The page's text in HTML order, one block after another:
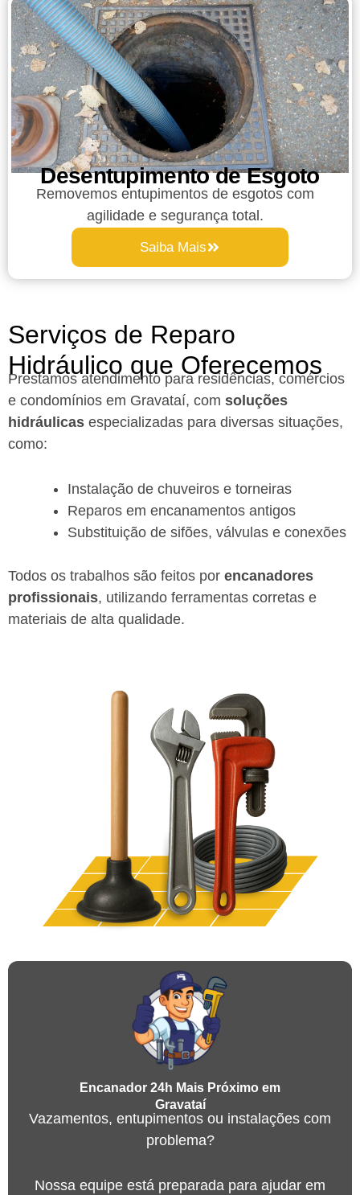
Desentupimento de Esgoto
Removemos entupimentos de esgotos com
agilidade e segurança total.
Saiba Mais
Serviços de Reparo
Hidráulico que Oferecemos
Prestamos atendimento para residências, comércios
e condomínios em Gravataí, com soluções
hidráulicas especializadas para diversas situações,
como:
Instalação de chuveiros e torneiras
Reparos em encanamentos antigos
Substituição de sifões, válvulas e conexões
Todos os trabalhos são feitos por encanadores
profissionais, utilizando ferramentas corretas e
materiais de alta qualidade.
Encanador 24h Mais Próximo em
Gravataí
Vazamentos, entupimentos ou instalações com
problema?
Nossa equipe está preparada para ajudar em